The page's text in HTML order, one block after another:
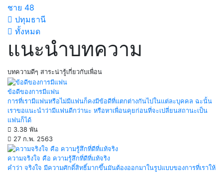
ชาย 48
ปทุมธานี
ทั้งหมด
แนะนำบทความ
บทความดีๆ สาระน่ารู้เกี่ยวกับเพื่อน
ข้อดีของการมีแฟน
การที่เรามีแฟนหรือไม่มีแฟนก็คงมีข้อดีที่แตกต่างกันไปในแต่ละบุคคล ฉะนั้น
เราขอแนะนำว่ามีแฟนดีกว่านะ หรือหาเพื่อนคุยก่อนที่จะเปลี่ยนสถานะเป็น
แฟนก็ได้
3.38 พัน
27 ก.พ. 2563
ความจริงใจ คือ ความรู้สึกที่ดีที่แท้จริง
คำว่า จริงใจ มีความศักดิ์สิทธิ์มากขึ้นมันต้องออกมาในรูปแบบของการที่เราให้